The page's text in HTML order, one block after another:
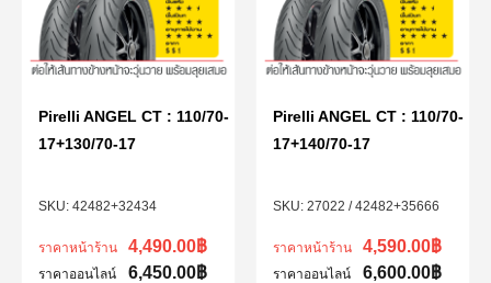
42482+32434
Pirelli ANGEL CT : 110/70-
17+130/70-17
ราคาหน้าร้าน 4,490.00฿
ราคาออนไลน์ 6,450.00฿
27022 / 42482+35666
Pirelli ANGEL CT : 110/70-
17+140/70-17
ราคาหน้าร้าน 4,590.00฿
ราคาออนไลน์ 6,600.00฿